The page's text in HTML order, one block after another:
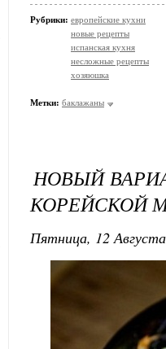
Рубрики: европейские кухни
новые рецепты
испанская кухня
несложные рецепты
хозяюшка
Метки: баклажаны
НОВЫЙ
КОРЕЙСКОЙ
Пятница, 12